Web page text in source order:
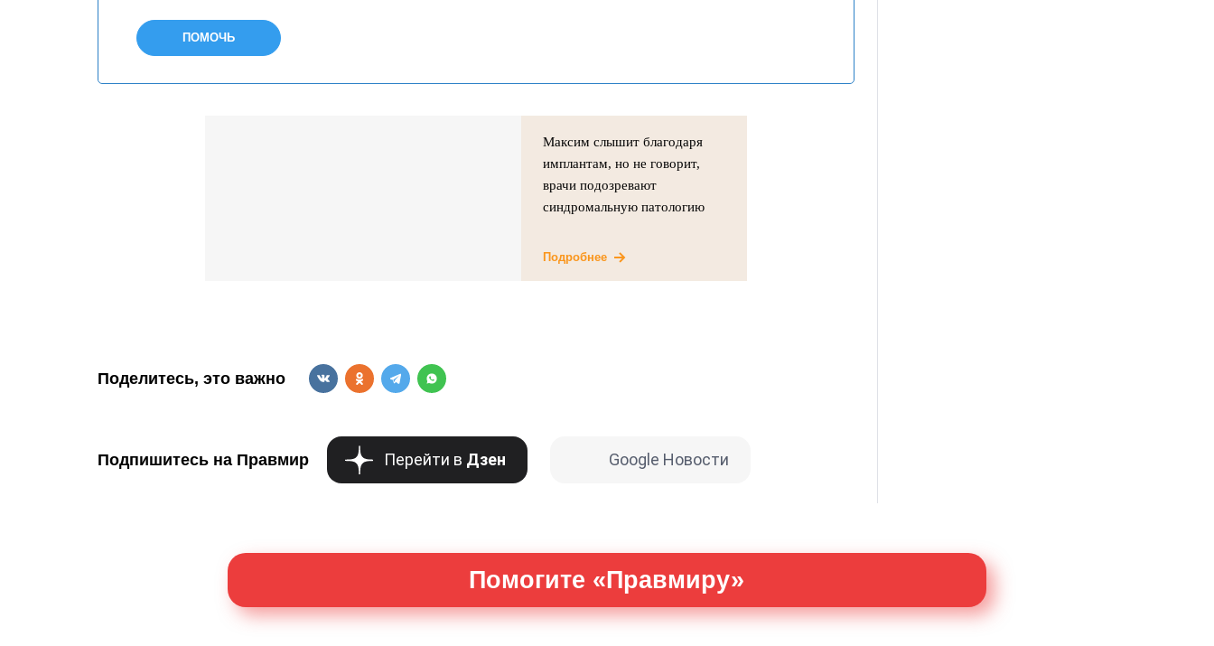
ПОМОЧЬ
Максим слышит благодаря
имплантам, но не говорит,
врачи подозревают
синдромальную патологию
Подробнее
Поделитесь, это важно
Подпишитесь на Правмир Перейти в Дзен Google Новости
Помогите «Правмиру»